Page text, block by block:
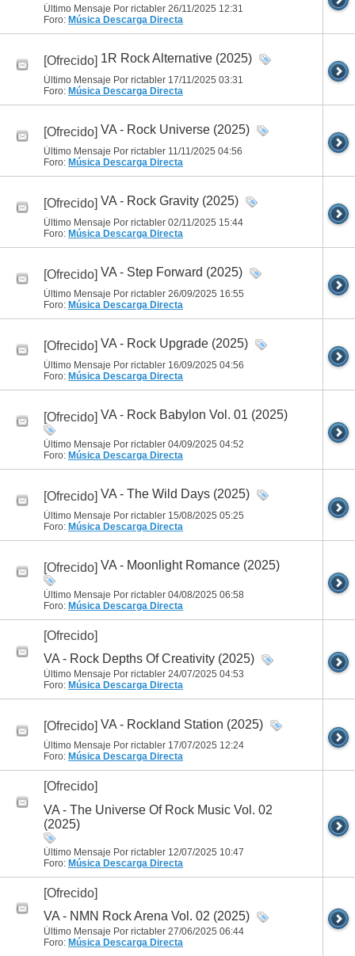
Último Mensaje Por rictabler 26/11/2025 12:31
Foro: Música Descarga Directa
[Ofrecido] 1R Rock Alternative (2025)
Último Mensaje Por rictabler 17/11/2025 03:31
Foro: Música Descarga Directa
[Ofrecido] VA - Rock Universe (2025)
Último Mensaje Por rictabler 11/11/2025 04:56
Foro: Música Descarga Directa
[Ofrecido] VA - Rock Gravity (2025)
Último Mensaje Por rictabler 02/11/2025 15:44
Foro: Música Descarga Directa
[Ofrecido] VA - Step Forward (2025)
Último Mensaje Por rictabler 26/09/2025 16:55
Foro: Música Descarga Directa
[Ofrecido] VA - Rock Upgrade (2025)
Último Mensaje Por rictabler 16/09/2025 04:56
Foro: Música Descarga Directa
[Ofrecido] VA - Rock Babylon Vol. 01 (2025)
Último Mensaje Por rictabler 04/09/2025 04:52
Foro: Música Descarga Directa
[Ofrecido] VA - The Wild Days (2025)
Último Mensaje Por rictabler 15/08/2025 05:25
Foro: Música Descarga Directa
[Ofrecido] VA - Moonlight Romance (2025)
Último Mensaje Por rictabler 04/08/2025 06:58
Foro: Música Descarga Directa
[Ofrecido]
VA - Rock Depths Of Creativity (2025)
Último Mensaje Por rictabler 24/07/2025 04:53
Foro: Música Descarga Directa
[Ofrecido] VA - Rockland Station (2025)
Último Mensaje Por rictabler 17/07/2025 12:24
Foro: Música Descarga Directa
[Ofrecido]
VA - The Universe Of Rock Music Vol. 02
(2025)
Último Mensaje Por rictabler 12/07/2025 10:47
Foro: Música Descarga Directa
[Ofrecido]
VA - NMN Rock Arena Vol. 02 (2025)
Último Mensaje Por rictabler 27/06/2025 06:44
Foro: Música Descarga Directa